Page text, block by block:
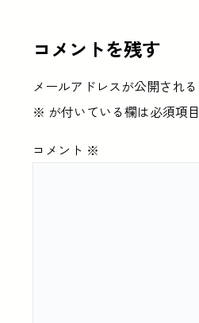
コメントを残す
メールアドレスが公開され
※ が付いている欄は必須項
コメント ※